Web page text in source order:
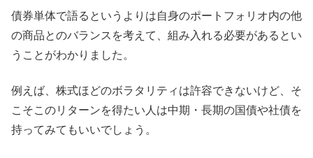
債券単体で語るというよりは自身のポートフォリオ内の他
の商品とのバランスを考えて、組み入れる必要があるとい
うことがわかりました。
例えば、株式ほどのボラタリティは許容できないけど、そ
こそこのリターンを得たい人は中期・長期の国債や社債を
持ってみてもいいでしょう。